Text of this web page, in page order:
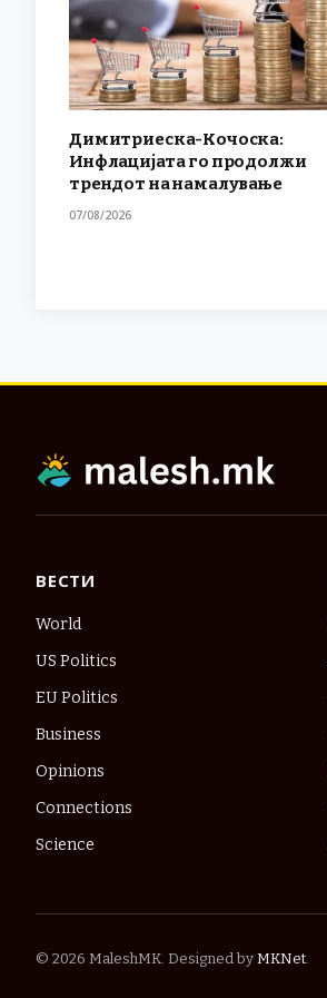
Димитриеска-Кочоска:
Инфлацијата го продолжи
трендот на намалување
07/08/2026
ВЕСТИ
World
US Politics
EU Politics
Business
Opinions
Connections
Science
© 2026 MaleshMK. Designed by MKNet.